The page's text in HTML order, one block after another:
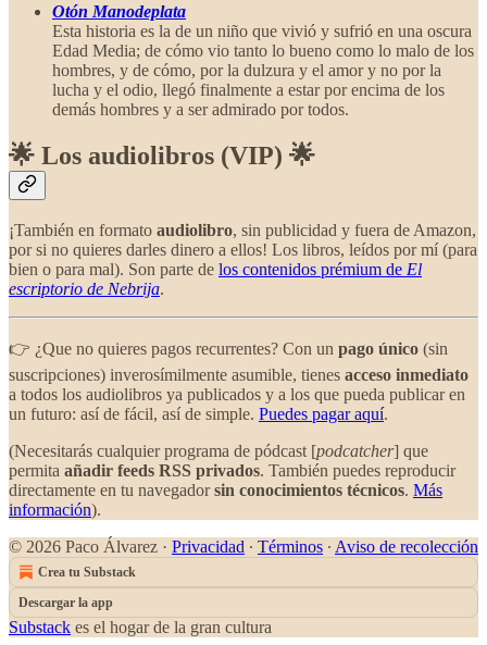
Otón Manodeplata
Esta historia es la de un niño que vivió y sufrió en una oscura
Edad Media; de cómo vio tanto lo bueno como lo malo de los
hombres, y de cómo, por la dulzura y el amor y no por la
lucha y el odio, llegó finalmente a estar por encima de los
demás hombres y a ser admirado por todos.
🌟 Los audiolibros (VIP) 🌟
¡También en formato audiolibro, sin publicidad y fuera de Amazon,
por si no quieres darles dinero a ellos! Los libros, leídos por mí (para
bien o para mal). Son parte de los contenidos prémium de El
escriptorio de Nebrija.
👉 ¿Que no quieres pagos recurrentes? Con un pago único (sin
suscripciones) inverosímilmente asumible, tienes acceso inmediato
a todos los audiolibros ya publicados y a los que pueda publicar en
un futuro: así de fácil, así de simple. Puedes pagar aquí.
(Necesitarás cualquier programa de pódcast [podcatcher] que
permita añadir feeds RSS privados. También puedes reproducir
directamente en tu navegadorsin conocimientos técnicos. Más
información).
© 2026 Paco Álvarez · Privacidad ∙ Términos ∙ Aviso de recolección
Crea tu Substack
Descargar la app
Substack es el hogar de la gran cultura